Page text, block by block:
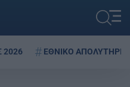
2026 ΕΘΝΙΚΟ ΑΠΟΛΥΤΗΡΙΟ